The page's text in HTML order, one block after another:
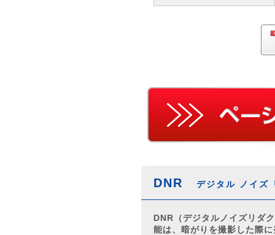
DNR デジタル ノイズ
DNR（デジタルノイズリダ
能は、暗がりを撮影した際